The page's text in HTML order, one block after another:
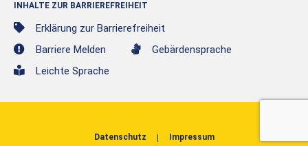
INHALTE ZUR BARRIEREFREIHEIT
Erklärung zur Barrierefreiheit
Barriere Melden
Gebärdensprache
Leichte Sprache
Datenschutz Impressum